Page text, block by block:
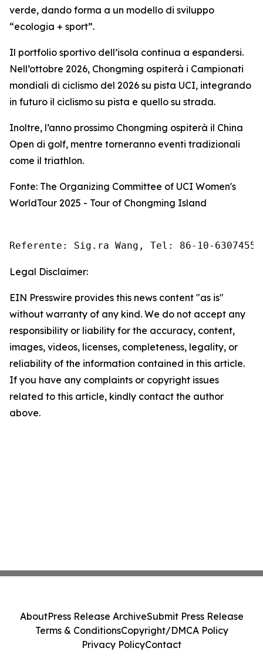
verde, dando forma a un modello di sviluppo
“ecologia + sport”.
Il portfolio sportivo dell’isola continua a espandersi.
Nell’ottobre 2026, Chongming ospiterà i Campionati
mondiali di ciclismo del 2026 su pista UCI, integrando
in futuro il ciclismo su pista e quello su strada.
Inoltre, l’anno prossimo Chongming ospiterà il China
Open di golf, mentre torneranno eventi tradizionali
come il triathlon.
Fonte: The Organizing Committee of UCI Women's
WorldTour 2025 - Tour of Chongming Island
Referente: Sig.ra Wang, Tel: 86-10-63074558
Legal Disclaimer:
EIN Presswire provides this news content "as is"
without warranty of any kind. We do not accept any
responsibility or liability for the accuracy, content,
images, videos, licenses, completeness, legality, or
reliability of the information contained in this article.
If you have any complaints or copyright issues
related to this article, kindly contact the author
above.
AboutPress Release ArchiveSubmit Press Release
Terms & ConditionsCopyright/DMCA Policy
Privacy PolicyContact